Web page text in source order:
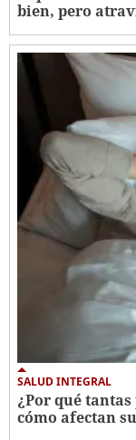
bien, pero
SALUD INTEGRAL
¿Por qué
cómo afectan